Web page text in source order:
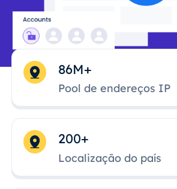
86M+
Pool de endereços IP
200+
Localização do país